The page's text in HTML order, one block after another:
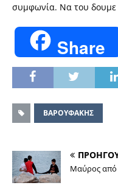
συμφωνία. Να του δουμε
Share
ΒΑΡΟΥΦΑΚΗΣ
Μαύρος από